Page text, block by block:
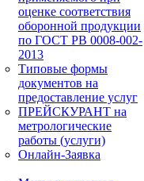
оценке соответствия
оборонной продукции
по ГОСТ РВ 0008-002-
2013
Типовые формы
документов на
предоставление услуг
ПРЕЙСКУРАНТ на
метрологические
работы (услуги)
Онлайн-Заявка